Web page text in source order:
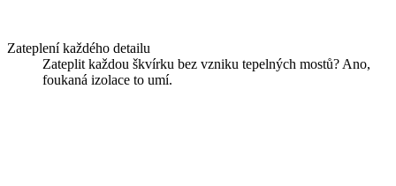
Zateplení každého detailu
Zateplit každou škvírku bez vzniku tepelných mostů? Ano,
foukaná izolace to umí.